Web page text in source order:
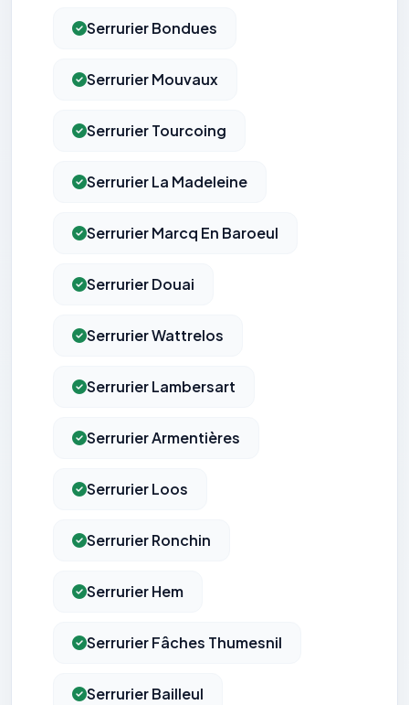
Serrurier Bondues
Serrurier Mouvaux
Serrurier Tourcoing
Serrurier La Madeleine
Serrurier Marcq En Baroeul
Serrurier Douai
Serrurier Wattrelos
Serrurier Lambersart
Serrurier Armentières
Serrurier Loos
Serrurier Ronchin
Serrurier Hem
Serrurier Fâches Thumesnil
Serrurier Bailleul